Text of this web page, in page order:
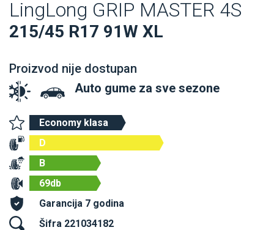
LingLong GRIP MASTER 4S
215/45 R17 91W XL
Proizvod nije dostupan
Auto gume za sve sezone
Economy klasa
D
B
69db
Garancija 7 godina
Šifra 221034182